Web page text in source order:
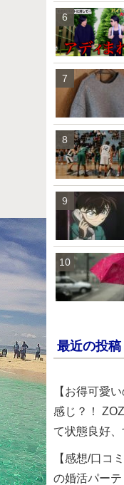
最近の投稿
【お得可愛
感じ？！
て状態良好、
【感想/口コ
の婚活パー